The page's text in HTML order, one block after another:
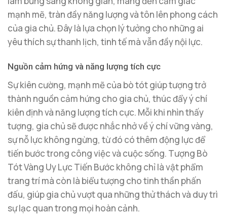
mạnh mẽ, tràn đầy năng lượng và tôn lên phong cách
của gia chủ. Đây là lựa chọn lý tưởng cho những ai
yêu thích sự thanh lịch, tinh tế mà vẫn đầy nội lực.
Nguồn cảm hứng và năng lượng tích cực
Sự kiên cường, mạnh mẽ của bò tót giúp tượng trở
thành nguồn cảm hứng cho gia chủ, thúc đẩy ý chí
kiên định và năng lượng tích cực. Mỗi khi nhìn thấy
tượng, gia chủ sẽ được nhắc nhở về ý chí vững vàng,
sự nỗ lực không ngừng, từ đó có thêm động lực để
tiến bước trong công việc và cuộc sống. Tượng Bò
Tót Vàng Uy Lực Tiến Bước không chỉ là vật phẩm
trang trí mà còn là biểu tượng cho tinh thần phấn
đấu, giúp gia chủ vượt qua những thử thách và duy trì
sự lạc quan trong mọi hoàn cảnh.